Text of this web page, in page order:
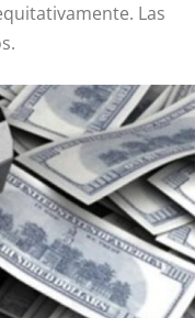
Las